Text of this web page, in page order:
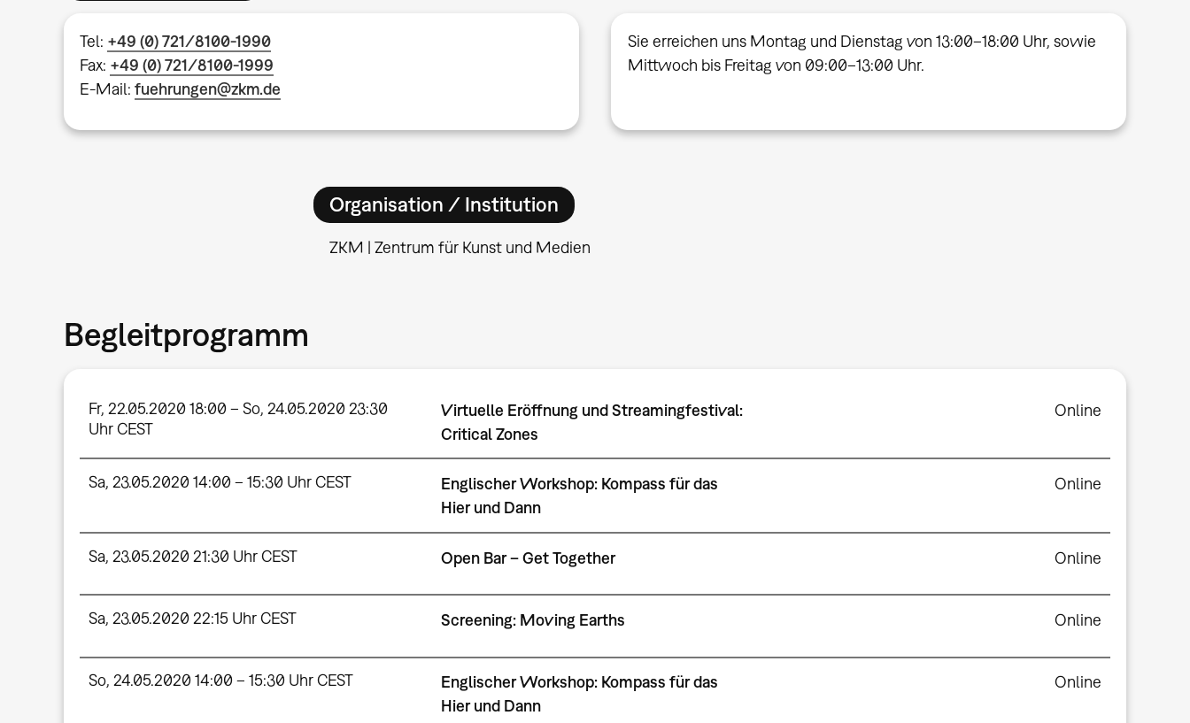
Tel: +49 (0) 721/8100-1990
Fax: +49 (0) 721/8100-1999
E-Mail:fuehrungen@zkm.de
Sie erreichen uns Montag und Dienstag von 13:00–18:00 Uhr, sowie
Mittwoch bis Freitag von 09:00–13:00 Uhr.
Organisation / Institution
ZKM | Zentrum für Kunst und Medien
Begleitprogramm
Fr, 22.05.2020 18:00 – So, 24.05.2020 23:30
Uhr CEST
Virtuelle Eröffnung und Streamingfestival:
Critical Zones
Online
Sa, 23.05.2020 14:00 – 15:30 Uhr CEST
Englischer Workshop: Kompass für das
Hier und Dann
Online
Sa, 23.05.2020 21:30 Uhr CEST Open Bar – Get Together Online
Sa, 23.05.2020 22:15 Uhr CEST Screening: Moving Earths Online
So, 24.05.2020 14:00 – 15:30 Uhr CEST
Englischer Workshop: Kompass für das
Hier und Dann
Online